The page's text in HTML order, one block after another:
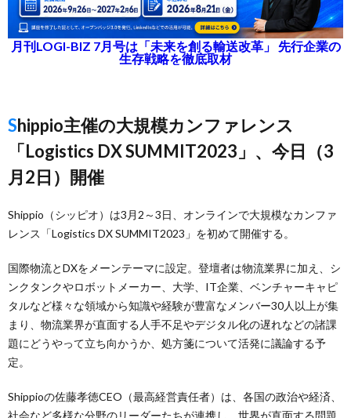
月刊LOGI-BIZ 7月号は「未来を創る輸送改革」 先行企業の
生存戦略を徹底取材
Shippio主催の大規模カンファレンス
「Logistics DX SUMMIT2023」、今日（3
月2日）開催
Shippio（シッピオ）は3月2～3日、オンラインで大規模なカンファ
レンス「Logistics DX SUMMIT2023」を初めて開催する。
国際物流とDXをメーンテーマに設定。登壇者は物流業界に加え、シ
ンクタンクやロボットメーカー、大学、IT企業、ベンチャーキャピ
タルなど様々な領域から知識や経験が豊富なメンバー30人以上が集
まり、物流業界が直面する人手不足やデジタル化の遅れなどの諸課
題にどうやって立ち向かうか、処方箋について活発に議論する予
定。
Shippioの佐藤孝徳CEO（最高経営責任者）は、各国の政治や経済、
社会など多様な分野のリーダーたちが連携し、世界が直面する問題